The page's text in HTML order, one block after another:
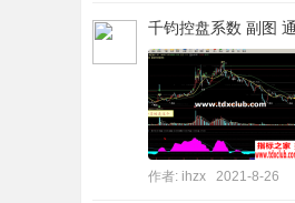
千钧控盘系数 副图
作者: ihzx 2021-8-26